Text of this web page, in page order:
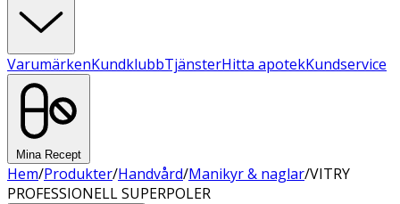
VarumärkenKundklubbTjänsterHitta apotekKundservice
Mina Recept
Hem/Produkter/Handvård/Manikyr & naglar/VITRY
PROFESSIONELL SUPERPOLER